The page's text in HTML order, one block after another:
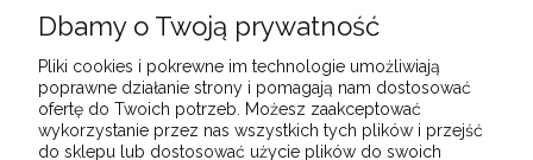
100% satysfakcji z zakupu
Ponieważ naszą misją jest dostarczenie
wartościowych i wysokiej jakości produktów, które
Dbamy o Twoją prywatność
Pliki cookies i pokrewne im technologie umożliwiają
poprawne działanie strony i pomagają nam dostosować
ofertę do Twoich potrzeb. Możesz zaakceptować
wykorzystanie przez nas wszystkich tych plików i przejść
do sklepu lub dostosować użycie plików do swoich